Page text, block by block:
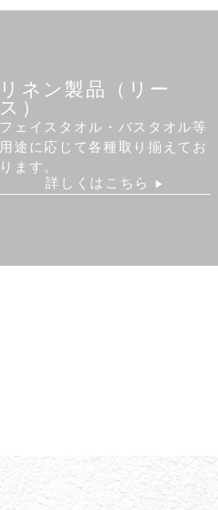
リネン製品
（リー
ス）
フェイスタオル・バスタオル等
用途に応じて各種取り揃えてお
ります。
詳しくはこちら
▶︎